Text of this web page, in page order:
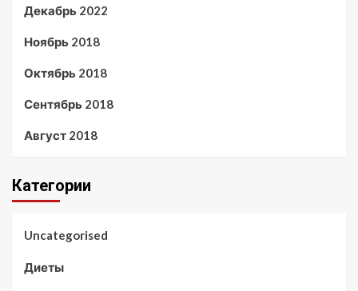
Декабрь 2022
Ноябрь 2018
Октябрь 2018
Сентябрь 2018
Август 2018
Категории
Uncategorised
Диеты